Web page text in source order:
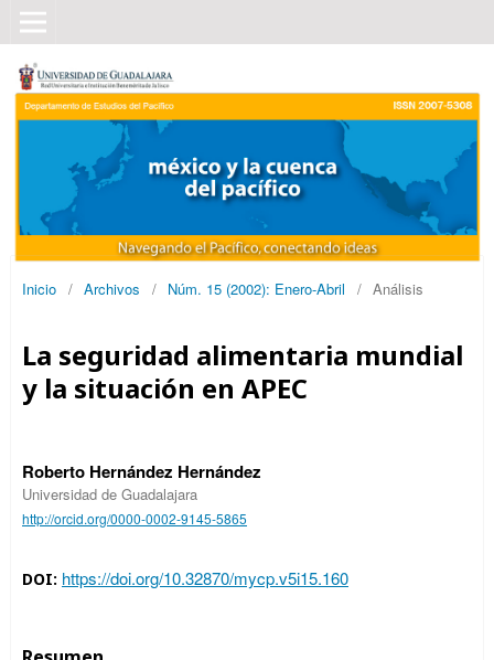
Inicio / Archivos / Núm. 15 (2002): Enero-Abril / Análisis
La seguridad alimentaria mundial
y la situación en APEC
Roberto Hernández Hernández
Universidad de Guadalajara
http://orcid.org/0000-0002-9145-5865
DOI: https://doi.org/10.32870/mycp.v5i15.160